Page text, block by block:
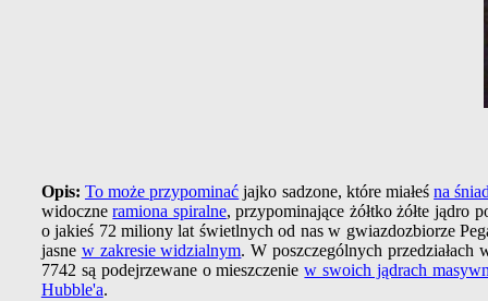
Opis: To może przypominać jajko sadzone, które miałeśna
widoczneramiona spiralne, przypominające żółtko żółte jądro
o jakieś 72 miliony lat świetlnych od nas w gwiazdozbiorze
jasne w zakresie widzialnym. W poszczególnych
7742 są podejrzewane o mieszczeniew swoich jądrach
Hubble'a.